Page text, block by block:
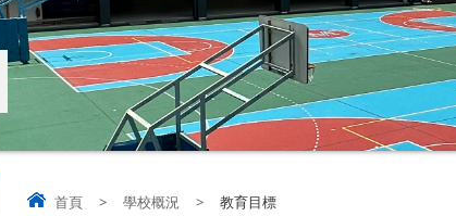
首頁 > 學校概況 > 教育目標